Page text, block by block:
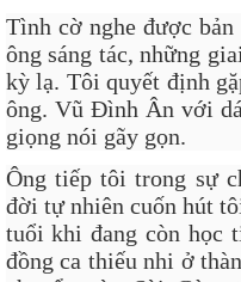
Tình cờ nghe được
ông sáng tác, những
kỳ lạ. Tôi quyết định
ông. Vũ Đình Ân với
giọng nói gãy gọn.
Ông tiếp tôi trong sự
đời tự nhiên cuốn hút
tuổi khi đang còn học
đồng ca thiếu nhi ở